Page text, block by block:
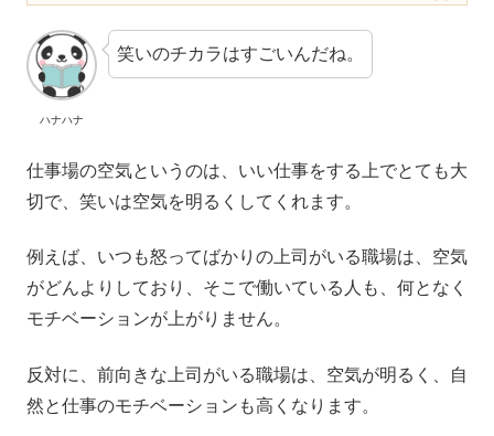
ハナハナ
笑いのチカラはすごいんだね。
仕事場の空気というのは、いい仕事をする上でとても大
切で、笑いは空気を明るくしてくれます。
例えば、いつも怒ってばかりの上司がいる職場は、空気
がどんよりしており、そこで働いている人も、何となく
モチベーションが上がりません。
反対に、前向きな上司がいる職場は、空気が明るく、自
然と仕事のモチベーションも高くなります。